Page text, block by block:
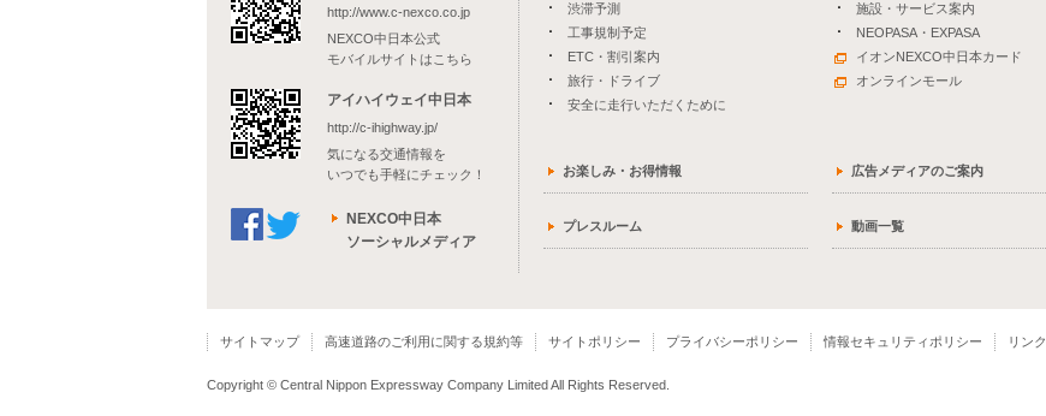
http://www.c-nexco.co.jp
NEXCO中日本公式
モバイルサイトはこちら
アイハイウェイ中日本
http://c-ihighway.jp/
気になる交通情報を
いつでも手軽にチェック！
NEXCO中日本
ソーシャルメディア
渋滞予測
工事規制予定
ETC・割引案内
旅行・ドライブ
安全に走行いただくために
施設・サービス案内
NEOPASA・EXPASA
イオンNEXCO中日本カード
オンラインモール
お楽しみ・お得情報 広告メディアのご案内
プレスルーム 動画一覧
サイトマップ 高速道路のご利用に関する規約等 サイトポリシー プライバシーポリシー 情報セキュリティポリシー リンク
Copyright © Central Nippon Expressway Company Limited All Rights Reserved.